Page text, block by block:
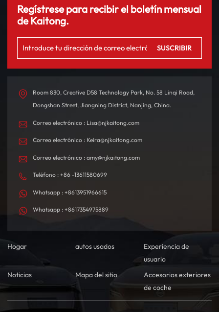
Regístrese para recibir el boletín mensual
de Kaitong.
Room 830, Creative D58 Technology Park, No. 58 Linqi Road,
Dongshan Street, Jiangning District, Nanjing, China.
Correo electrónico : Lisa@njkaitong.com
Correo electrónico : Keira@njkaitong.com
Correo electrónico : amy@njkaitong.com
Teléfono : +86 -13611580699
Whatsapp : +8613951966615
Whatsapp : +8617354975889
Hogar autos usados
Experiencia de
usuario
Noticias
Mapa del sitio
Accesorios exteriores
de coche